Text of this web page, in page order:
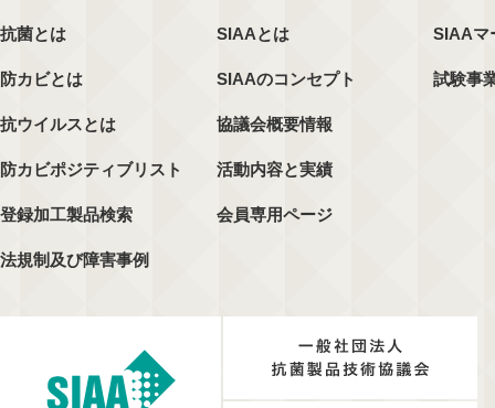
抗菌とは
防カビとは
抗ウイルスとは
防カビポジティブリスト
登録加工製品検索
法規制及び障害事例
SIAAとは
SIAAのコンセプト
協議会概要情報
活動内容と実績
会員専用ページ
SIAAマ
試験事